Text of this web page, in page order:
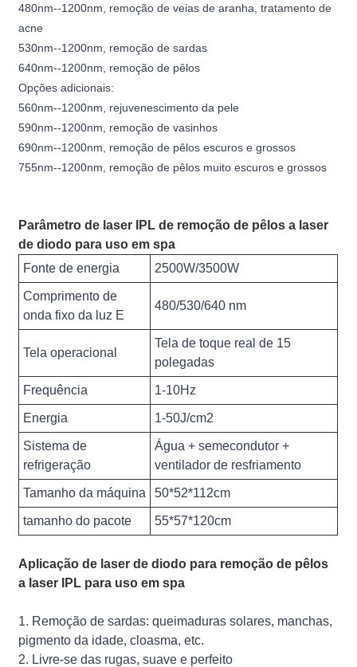
480nm--1200nm, remoção de veias de aranha, tratamento de
acne
530nm--1200nm, remoção de sardas
640nm--1200nm, remoção de pêlos
Opções adicionais:
560nm--1200nm, rejuvenescimento da pele
590nm--1200nm, remoção de vasinhos
690nm--1200nm, remoção de pêlos escuros e grossos
755nm--1200nm, remoção de pêlos muito escuros e grossos
Parâmetro de laser IPL de remoção de pêlos a laser
de diodo para uso em spa
Fonte de energia
2500W/3500W
Comprimento de
onda fixo da luz E
480/530/640 nm
Tela operacional
Tela de toque real de 15
polegadas
Frequência 1-10Hz
Energia 1-50J/cm2
Sistema de
refrigeração
Água + semecondutor +
ventilador de resfriamento
Tamanho da máquina 50*52*112cm
tamanho do pacote 55*57*120cm
Aplicação de laser de diodo para remoção de pêlos
a laser IPL para uso em spa
1. Remoção de sardas: queimaduras solares, manchas,
pigmento da idade, cloasma, etc.
2. Livre-se das rugas, suave e perfeito